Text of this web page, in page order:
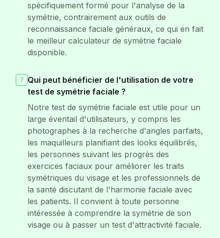
spécifiquement formé pour l'analyse de la
symétrie, contrairement aux outils de
reconnaissance faciale généraux, ce qui en fait
le meilleur calculateur de symétrie faciale
disponible.
7
Qui peut bénéficier de l'utilisation de votre
test de symétrie faciale ?
Notre test de symétrie faciale est utile pour un
large éventail d'utilisateurs, y compris les
photographes à la recherche d'angles parfaits,
les maquilleurs planifiant des looks équilibrés,
les personnes suivant les progrès des
exercices faciaux pour améliorer les traits
symétriques du visage et les professionnels de
la santé discutant de l'harmonie faciale avec
les patients. Il convient à toute personne
intéressée à comprendre la symétrie de son
visage ou à passer un test d'attractivité faciale.